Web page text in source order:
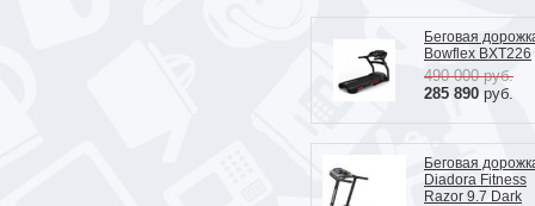
Беговая
Bowflex BXT226
490 000руб.
285 890 руб.
Беговая
Diadora Fitness
Razor 9.7 Dark